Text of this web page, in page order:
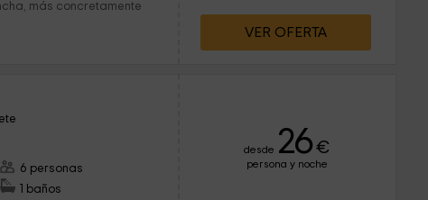
más concretamente
VER OFERTA
6 personas
1 baños
desde 26 €
persona y noche